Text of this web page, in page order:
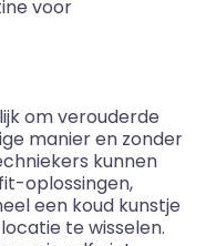
voor
om verouderde
manier en zonder
kunnen
oplossingen,
een koud kunstje
te wisselen.